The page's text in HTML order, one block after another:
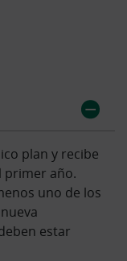
plan y recibe
primer año.
uno de los
estar